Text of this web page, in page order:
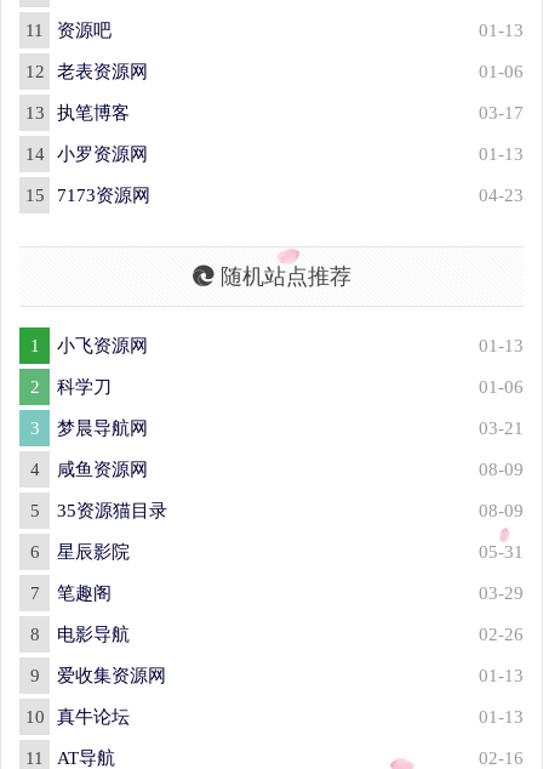
11 资源吧 01-13
12 老表资源网 01-06
13 执笔博客 03-17
14 小罗资源网 01-13
15 7173资源网 04-23
随机站点推荐
1 小飞资源网 01-13
2 科学刀 01-06
3 梦晨导航网 03-21
4 咸鱼资源网 08-09
5 35资源猫目录 08-09
6 星辰影院 05-31
7 笔趣阁 03-29
8 电影导航 02-26
9 爱收集资源网 01-13
10 真牛论坛 01-13
11 AT导航 02-16